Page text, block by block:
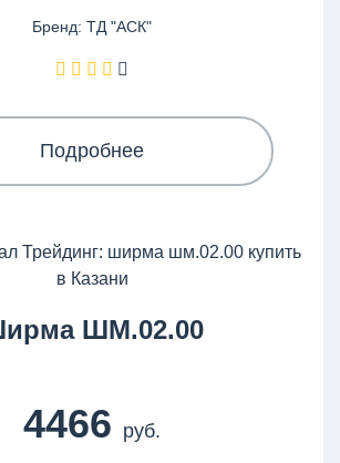
Бренд: ТД "АСК"
Подробнее
ШМ.02.00
4466 руб.